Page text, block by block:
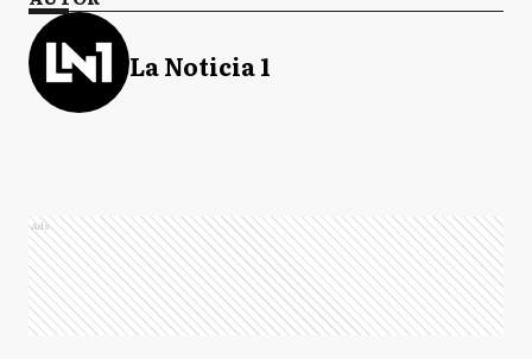
La Noticia 1
Ads